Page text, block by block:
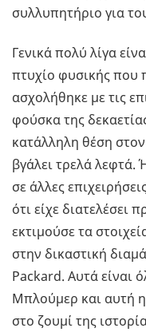
συλλυπητήριο για
Γενικά πολύ λίγα
πτυχίο φυσικής που
ασχολήθηκε με τις
φούσκα της
κατάλληλη θέση
βγάλει τρελά λεφτά.
σε άλλες
ότι είχε διατελέσει
εκτιμούσε τα
στην δικαστική
Packard. Αυτά είναι
Μπλούμερ και αυτή
στο ζουμί της